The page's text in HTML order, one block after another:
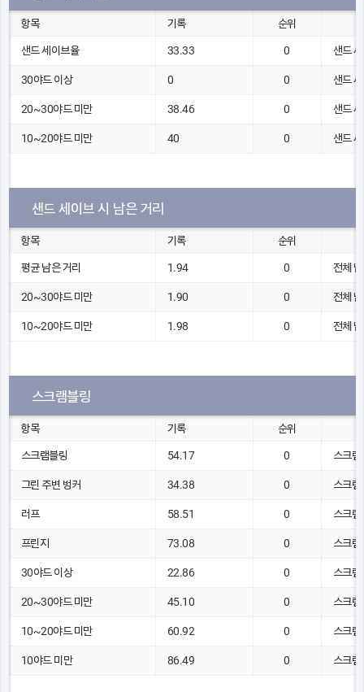
항목 기록 순위
샌드 세이브율 33.33 0 샌드
30야드 이상 0 0 샌드
20~30야드 미만 38.46 0 샌드
10~20야드 미만 40 0 샌드
샌드 세이브 시 남은 거리
항목 기록 순위
평균 남은 거리 1.94 0 전체
20~30야드 미만 1.90 0 전체
10~20야드 미만 1.98 0 전체
스크램블링
항목 기록 순위
스크램블링 54.17 0 스크램
그린 주변 벙커 34.38 0 스크램
러프 58.51 0 스크램
프린지 73.08 0 스크램
30야드 이상 22.86 0 스크램
20~30야드 미만 45.10 0 스크램
10~20야드 미만 60.92 0 스크램
10야드 미만 86.49 0 스크램